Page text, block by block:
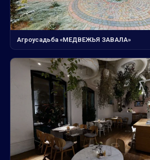
Агроусадьба «МЕДВЕЖЬЯ ЗАВАЛА»